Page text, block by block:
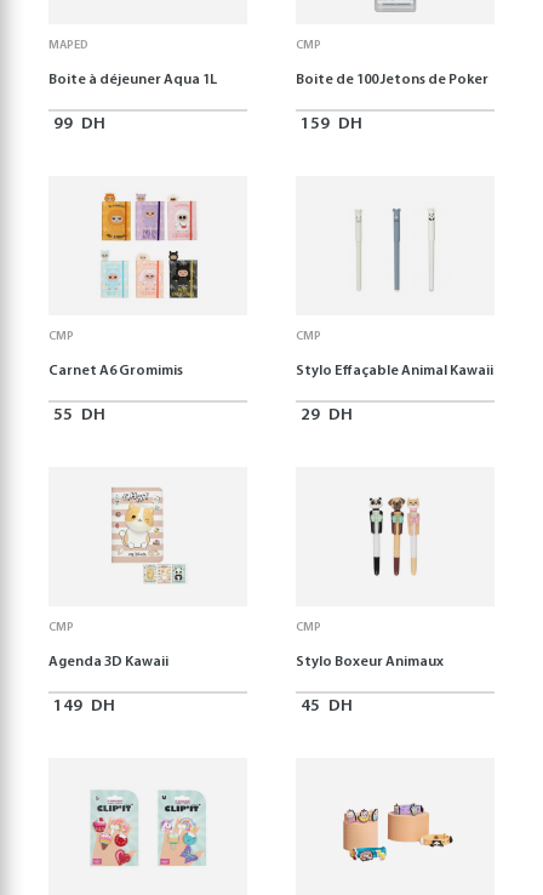
MAPED
Boite à déjeuner Aqua 1L
99 DH
CMP
Boite de 100 Jetons de Poker
159 DH
CMP
Carnet A6 Gromimis
55 DH
CMP
Stylo Effaçable Animal Kawaii
29 DH
CMP
Agenda 3D Kawaii
149 DH
CMP
Stylo Boxeur Animaux
45 DH